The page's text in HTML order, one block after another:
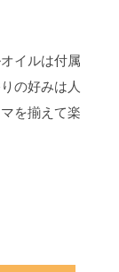
イルは付属
の好みは人
を揃えて楽